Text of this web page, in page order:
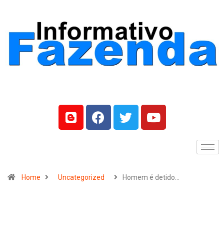
Home Uncategorized Homem é detido…